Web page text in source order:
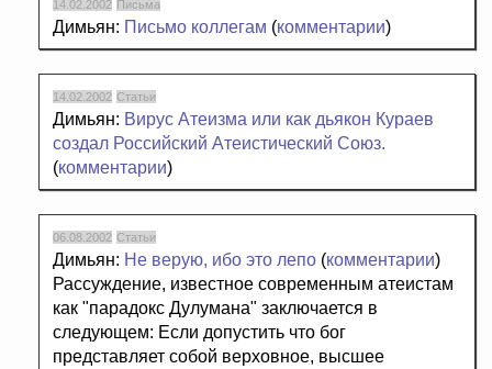
14.02.2002 Письма
Димьян: Письмо коллегам (комментарии)
14.02.2002 Статьи
Димьян: Вирус Атеизма или как дьякон Кураев
создал Российский Атеистический Союз.
(комментарии)
06.08.2002 Статьи
Димьян: Не верую, ибо это лепо (комментарии)
Рассуждение, известное современным атеистам
как "парадокс Дулумана" заключается в
следующем: Если допустить что бог
представляет собой верховное, высшее